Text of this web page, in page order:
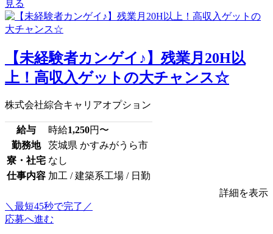
見る
【未経験者カンゲイ♪】残業月20H以
上！高収入ゲットの大チャンス☆
株式会社綜合キャリアオプション
給与 時給1,250円〜
勤務地
茨城県 かすみがうら市
寮・社宅 なし
仕事内容 加工 / 建築系工場 / 日勤
詳細を表示
＼最短45秒で完了／
応募へ進む